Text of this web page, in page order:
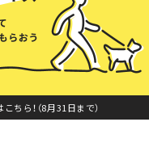
ちら！（8月31日まで）